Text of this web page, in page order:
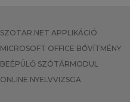
SZOTAR.NET APPLIKÁCIÓ
MICROSOFT OFFICE BŐVÍTMÉNY
BEÉPÜLŐ SZÓTÁRMODUL
ONLINE NYELVVIZSGA